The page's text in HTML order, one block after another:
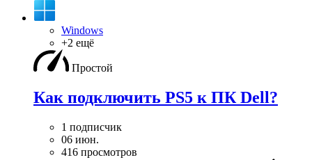
Windows
+2 ещё
Простой
Как подключить PS5 к ПК Dell?
1 подписчик
06 июн.
416 просмотров